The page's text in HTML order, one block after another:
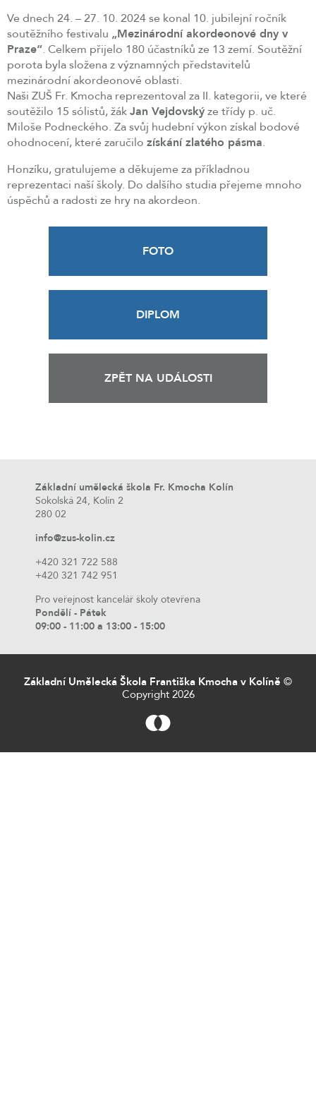
Ve dnech 24. – 27. 10. 2024 se konal 10. jubilejní ročník
soutěžního festivalu „Mezinárodní akordeonové dny v
Praze“. Celkem přijelo 180 účastníků ze 13 zemí. Soutěžní
porota byla složena z významných představitelů
mezinárodní akordeonové oblasti.
Naši ZUŠ Fr. Kmocha reprezentoval za II. kategorii, ve které
soutěžilo 15 sólistů, žákJan Vejdovskýze třídy p. uč.
Miloše Podneckého. Za svůj hudební výkon získal bodové
ohodnocení, které zaručilo získání zlatého pásma.
Honzíku, gratulujeme a děkujeme za příkladnou
reprezentaci naší školy. Do dalšího studia přejeme mnoho
úspěchů a radosti ze hry na akordeon.
FOTO
DIPLOM
ZPĚT NA UDÁLOSTI
Základní umělecká škola Fr. Kmocha Kolín
Sokolská 24, Kolín 2
280 02
info@zus-kolin.cz
+420 321 722 588
+420 321 742 951
Pro veřejnost kancelář školy otevřena
Pondělí - Pátek
09:00 - 11:00 a 13:00 - 15:00
Základní Umělecká Škola Františka Kmocha v Kolíně ©
Copyright 2026